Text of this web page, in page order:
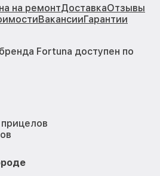
на ремонтДоставкаОтзывы
ВакансииГарантии
Fortuna доступен по